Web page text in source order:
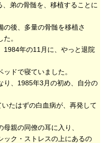
弟の骨髄を、移植することに
後、多量の骨髄を移植さ
。
1984年の11月に、やっと退院
ドで寝ていました。
り、1985年3月の初め、自分の
たはずの白血病が、再発して
親の同僚の耳に入り、
ック・ストレスの上にあるの